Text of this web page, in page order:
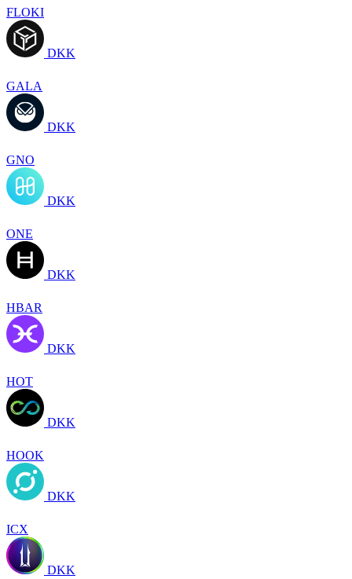
FLOKI
DKK
GALA
DKK
GNO
DKK
ONE
DKK
HBAR
DKK
HOT
DKK
HOOK
DKK
ICX
DKK